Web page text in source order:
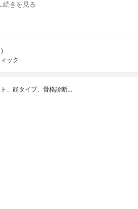
続きを見る
ック
、顔タイプ、骨格診断…